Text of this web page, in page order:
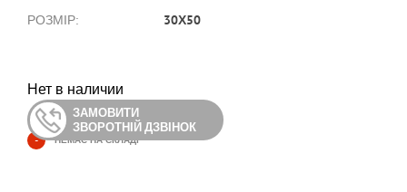
РОЗМІР: 30Х50
Нет в наличии
ЗАМОВИТИ
ЗВОРОТНІЙ ДЗВІНОК
- НЕМАЄ НА СКЛАДІ